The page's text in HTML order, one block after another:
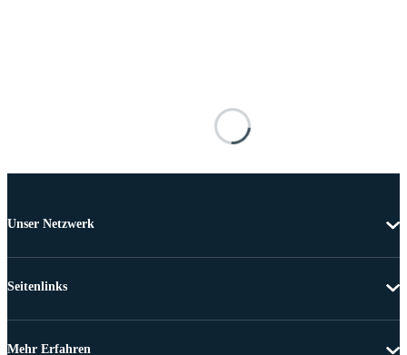
Unser Netzwerk
Seitenlinks
Mehr Erfahren